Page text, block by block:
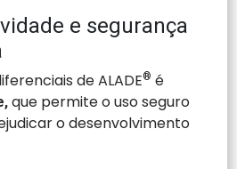
e segurança
de ALADE® é
que permite o uso seguro
o desenvolvimento